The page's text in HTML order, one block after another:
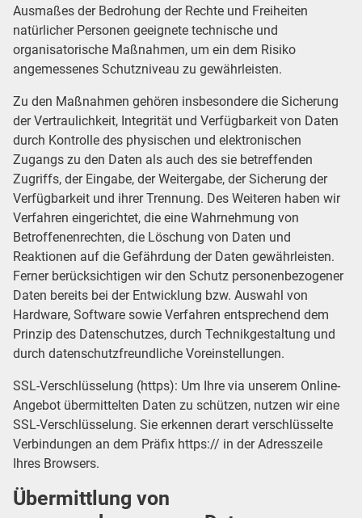
Ausmaßes der Bedrohung der Rechte und Freiheiten
natürlicher Personen geeignete technische und
organisatorische Maßnahmen, um ein dem Risiko
angemessenes Schutzniveau zu gewährleisten.
Zu den Maßnahmen gehören insbesondere die Sicherung
der Vertraulichkeit, Integrität und Verfügbarkeit von Daten
durch Kontrolle des physischen und elektronischen
Zugangs zu den Daten als auch des sie betreffenden
Zugriffs, der Eingabe, der Weitergabe, der Sicherung der
Verfügbarkeit und ihrer Trennung. Des Weiteren haben wir
Verfahren eingerichtet, die eine Wahrnehmung von
Betroffenenrechten, die Löschung von Daten und
Reaktionen auf die Gefährdung der Daten gewährleisten.
Ferner berücksichtigen wir den Schutz personenbezogener
Daten bereits bei der Entwicklung bzw. Auswahl von
Hardware, Software sowie Verfahren entsprechend dem
Prinzip des Datenschutzes, durch Technikgestaltung und
durch datenschutzfreundliche Voreinstellungen.
SSL-Verschlüsselung (https): Um Ihre via unserem Online-
Angebot übermittelten Daten zu schützen, nutzen wir eine
SSL-Verschlüsselung. Sie erkennen derart verschlüsselte
Verbindungen an dem Präfix https:// in der Adresszeile
Ihres Browsers.
Übermittlung von